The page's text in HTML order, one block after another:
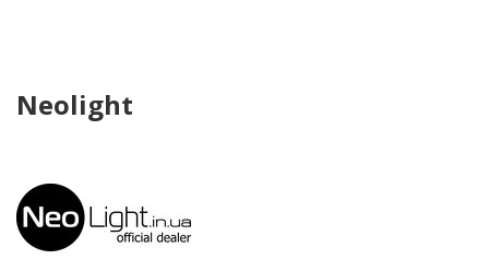
Neolight